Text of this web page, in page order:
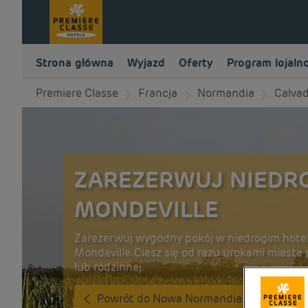
Strona główna Wyjazd Oferty Program
Premiere Classe Francja Normandia
ZAREZERWUJ
MONDEVILLE
Zarezerwuj wygodny pokój w niedrogim
Mondeville. Ciesz się od razu urokami miasta
lub rodzinnej.
Powrót do Nowa Normandia